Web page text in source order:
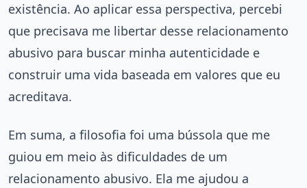
existência. Ao aplicar essa perspectiva, percebi
que precisava me libertar desse relacionamento
abusivo para buscar minha autenticidade e
construir uma vida baseada em valores que eu
acreditava.
Em suma, a filosofia foi uma bússola que me
guiou em meio às dificuldades de um
relacionamento abusivo. Ela me ajudou a